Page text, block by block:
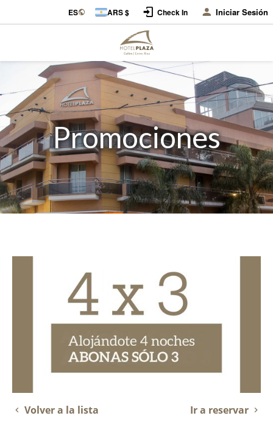
ES ARS $ Check In Iniciar Sesión
Promociones
Volver a la lista Ir a reservar